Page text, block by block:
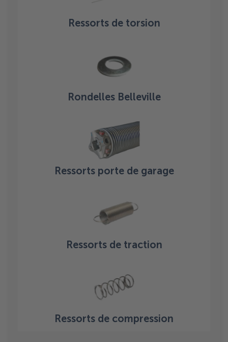
Ressorts de torsion
Rondelles Belleville
Ressorts porte de garage
Ressorts de traction
Ressorts de compression